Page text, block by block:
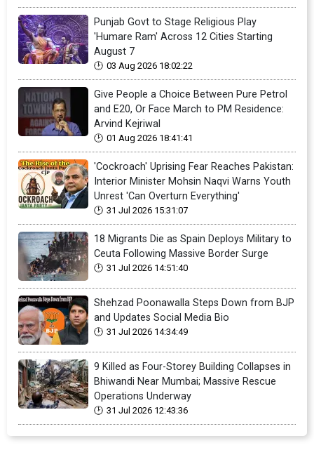
Punjab Govt to Stage Religious Play
'Humare Ram' Across 12 Cities Starting
August 7
03 Aug 2026 18:02:22
Give People a Choice Between Pure Petrol
and E20, Or Face March to PM Residence:
Arvind Kejriwal
01 Aug 2026 18:41:41
'Cockroach' Uprising Fear Reaches Pakistan:
Interior Minister Mohsin Naqvi Warns Youth
Unrest 'Can Overturn Everything'
31 Jul 2026 15:31:07
18 Migrants Die as Spain Deploys Military to
Ceuta Following Massive Border Surge
31 Jul 2026 14:51:40
Shehzad Poonawalla Steps Down from BJP
and Updates Social Media Bio
31 Jul 2026 14:34:49
9 Killed as Four-Storey Building Collapses in
Bhiwandi Near Mumbai; Massive Rescue
Operations Underway
31 Jul 2026 12:43:36